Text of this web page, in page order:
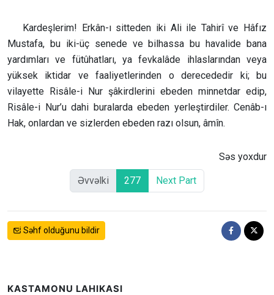
Kardeşlerim! Erkân-ı sitteden iki Ali ile Tahirî ve Hâfız
Mustafa, bu iki-üç senede ve bilhassa bu havalide bana
yardımları ve fütûhatları, ya fevkalâde ihlaslarından veya
yüksek iktidar ve faaliyetlerinden o derecededir ki; bu
vilayette Risâle-i Nur şâkirdlerini ebeden minnetdar edip,
Risâle-i Nur’u dahi buralarda ebeden yerleştirdiler. Cenâb-ı
Hak, onlardan ve sizlerden ebeden razı olsun, âmîn.
Səs yoxdur
Əvvəlki 277 Next Part
Səhf olduğunu bildir
KASTAMONU LAHIKASI